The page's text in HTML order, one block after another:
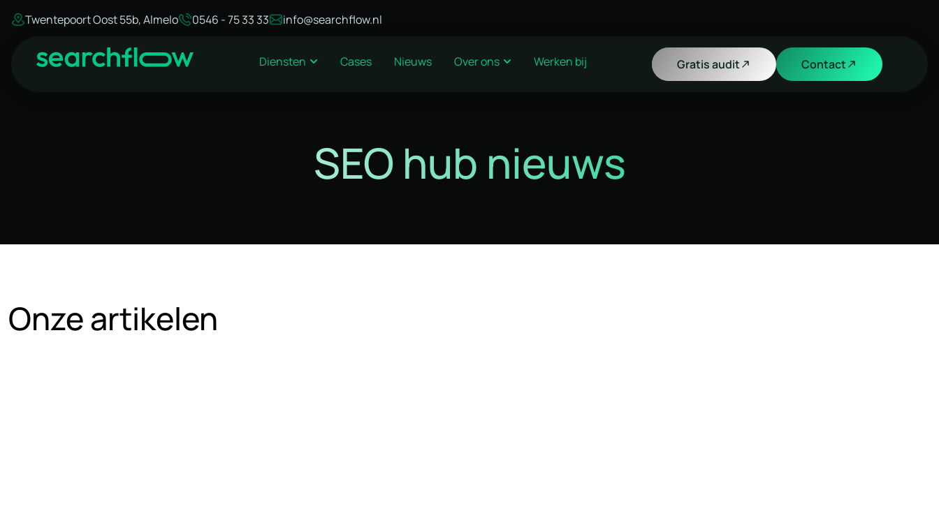
Twentepoort Oost 55b, Almelo 0546 - 75 33 33 info@searchflow.nl
Diensten Cases Nieuws Over ons Werken bij Gratis audit Contact
SEO hub nieuws
Onze artikelen